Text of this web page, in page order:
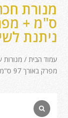
ניתנת
עמוד הבית / מנורות
מפרק באורך 97 ס"מ (מידה ניתנת לשינוי) + אהיל לבחירה